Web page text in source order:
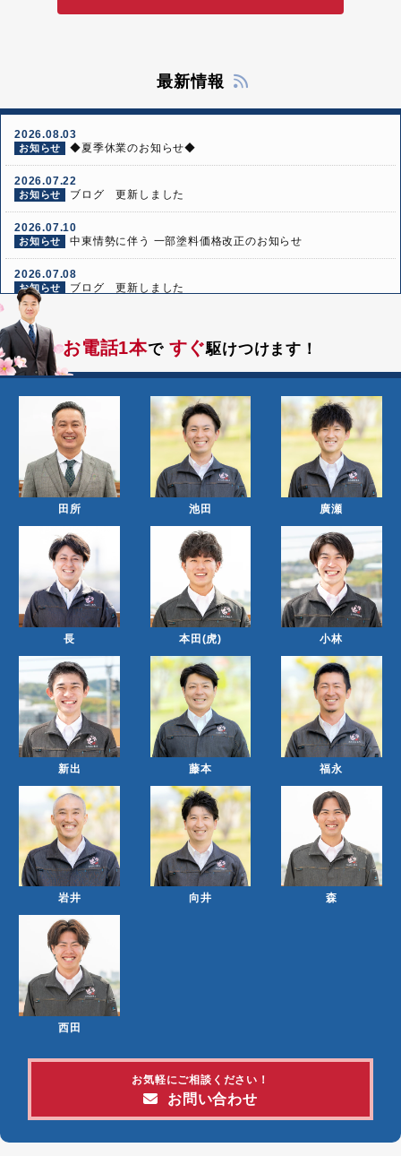
最新情報
2026.08.03
お知らせ ◆夏季休業のお知らせ◆
2026.07.22
お知らせ ブログ 更新しました
2026.07.10
お知らせ 中東情勢に伴う 一部塗料価格改正のお知らせ
2026.07.08
お知らせ ブログ 更新しました
2026.06.24
お知らせ
2026.06.10
お知らせ ブログ 更新しました
お電話1本で すぐ駆けつけます！
田所 池田 廣瀬
長 本田(虎) 小林
新出 藤本 福永
岩井 向井 森
西田
お気軽にご相談ください！
お問い合わせ